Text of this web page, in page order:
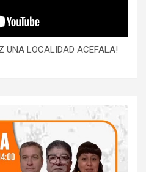
UNA LOCALIDAD ACEFALA!